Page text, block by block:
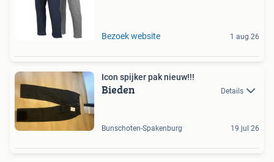
Bezoek website 1 aug 26
Icon spijker pak nieuw!!!
Bieden Details
Bunschoten-Spakenburg 19 jul 26